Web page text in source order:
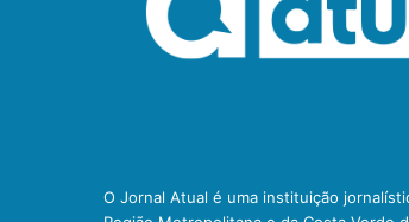
O Jornal Atual é uma instituição